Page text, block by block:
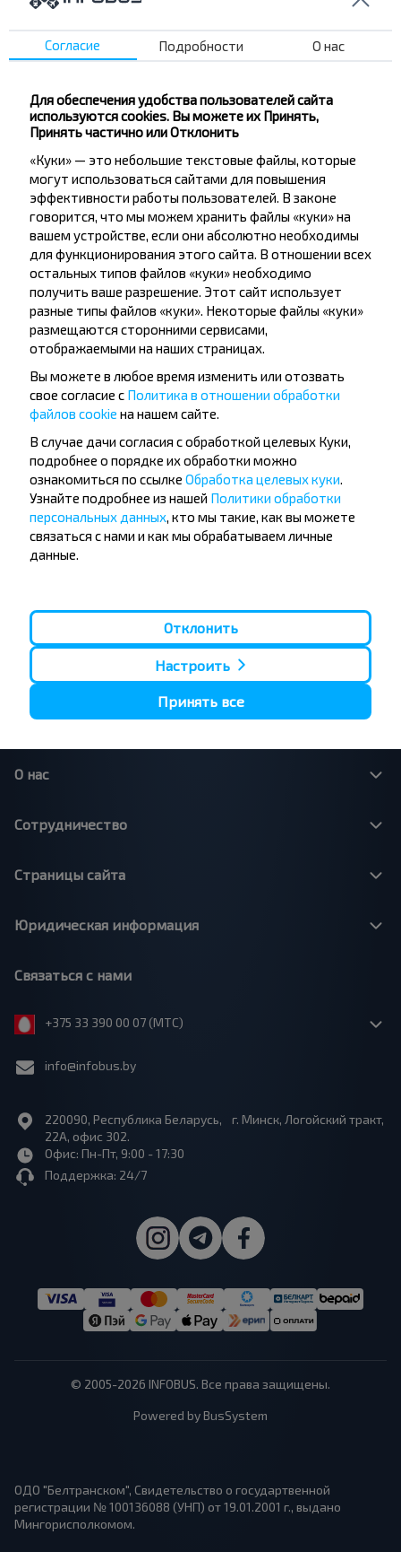
Хотите
путешествовать
Не пропусти специальные акции, скидки и
другие интересные предложения INFOBUS.
Подпишись на получение новостей и
путешествуй с нами дешевле!
Подписаться
Популярные автобусные
направления
Орша - Могилёв
Минск - Несвиж
Минск - Могилёв
Минск - Пинск
Минск - Брест
Минск - Гомель
Минск - Барановичи
Гомель - Минск
Брест - Тересполь
Брест - Беловежская Пуща
Брест - Минск
Вильнюс - Минск
Москва - Брест
Минск - Варшава
Москва - Барановичи
Брест - Люблин
Брест - Варшава
О нас
Сотрудничество
Страницы сайта
Юридическая информация
Связаться с нами
+375 33 390 00 07 (МТС)
info@infobus.by
220090, Республика Беларусь, г. Минск, Логойский тракт,
22А, офис 302.
Офис: Пн-Пт, 9:00 - 17:30
Поддержка: 24/7
© 2005-2026 INFOBUS. Все права защищены.
Powered by BusSystem
ОДО "Белтранском", Свидетельство о государтвенной
регистрации № 100136088 (УНП) от 19.01.2001 г., выдано
Мингорисполкомом.
Согласие Подробности О нас
Для обеспечения удобства пользователей сайта
используются cookies. Вы можете их Принять,
Принять частично или Отклонить
«Куки» — это небольшие текстовые файлы, которые
могут использоваться сайтами для повышения
эффективности работы пользователей. В законе
говорится, что мы можем хранить файлы «куки» на
вашем устройстве, если они абсолютно необходимы
для функционирования этого сайта. В отношении всех
остальных типов файлов «куки» необходимо
получить ваше разрешение. Этот сайт использует
разные типы файлов «куки». Некоторые файлы «куки»
размещаются сторонними сервисами,
отображаемыми на наших страницах.
Вы можете в любое время изменить или отозвать
свое согласие с Политика в отношении обработки
файлов cookie на нашем сайте.
В случае дачи согласия с обработкой целевых Куки,
подробнее о порядке их обработки можно
ознакомиться по ссылке Обработка целевых куки.
Узнайте подробнее из нашей Политики обработки
персональных данных, кто мы такие, как вы можете
связаться с нами и как мы обрабатываем личные
данные.
Отклонить
Настроить
Принять все